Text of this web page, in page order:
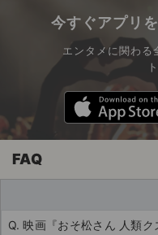
今すぐアプリ
エンタメに関わる
FAQ
Q. 映画『おそ松さん 人類ク